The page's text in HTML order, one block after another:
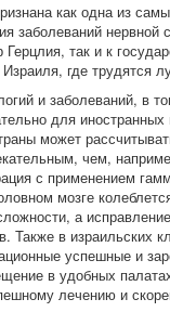
как одна из
заболеваний
так и к
где трудятся
и заболеваний, в
для
может
чем,
с применением
мозге
а
Также в израильских
успешные и
в удобных
лечению и